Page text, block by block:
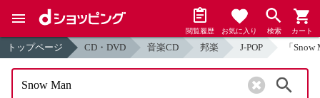
閲覧履歴 お気に入り 検索 カート
トップページ CD・DVD 音楽CD 邦楽 J-POP 「